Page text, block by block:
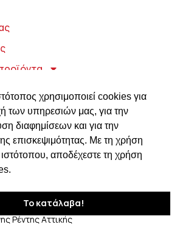
χρησιμοποιεί cookies για
των υπηρεσιών μας, για την
διαφημίσεων και για την
επισκεψιμότητας. Με τη χρήση
αποδέχεστε τη χρήση
Το κατάλαβα!
Βαρώνου Μιχαήλ
182 33
Ρέντης Αττικής